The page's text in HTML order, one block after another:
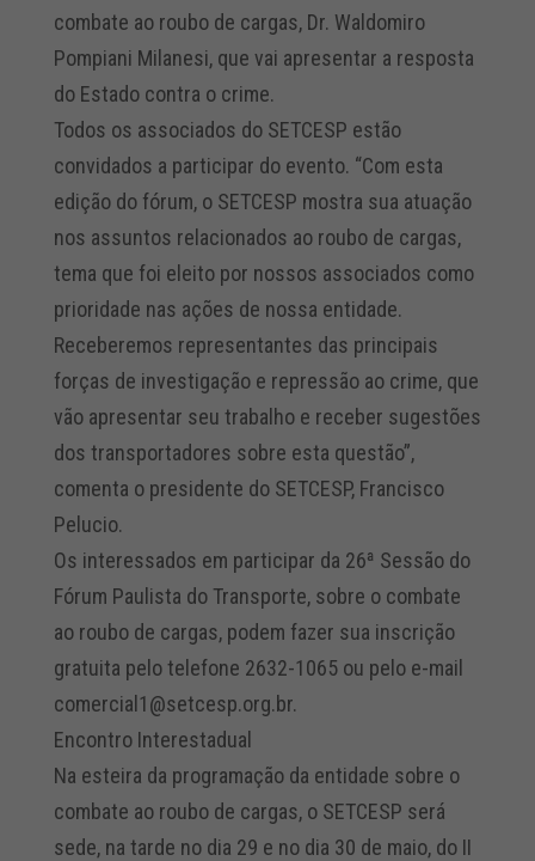
combate ao roubo de cargas, Dr. Waldomiro
Pompiani Milanesi, que vai apresentar a resposta
do Estado contra o crime.
Todos os associados do SETCESP estão
convidados a participar do evento. “Com esta
edição do fórum, o SETCESP mostra sua atuação
nos assuntos relacionados ao roubo de cargas,
tema que foi eleito por nossos associados como
prioridade nas ações de nossa entidade.
Receberemos representantes das principais
forças de investigação e repressão ao crime, que
vão apresentar seu trabalho e receber sugestões
dos transportadores sobre esta questão”,
comenta o presidente do SETCESP, Francisco
Pelucio.
Os interessados em participar da 26ª Sessão do
Fórum Paulista do Transporte, sobre o combate
ao roubo de cargas, podem fazer sua inscrição
gratuita pelo telefone 2632-1065 ou pelo e-mail
comercial1@setcesp.org.br.
Encontro Interestadual
Na esteira da programação da entidade sobre o
combate ao roubo de cargas, o SETCESP será
sede, na tarde no dia 29 e no dia 30 de maio, do II